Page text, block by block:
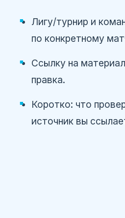
Лигу/турнир и
по конкретному
Ссылку на
правка.
Коротко: что
источник вы